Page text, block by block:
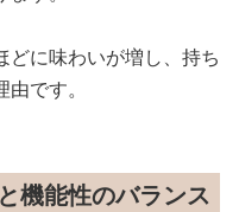
どに味わいが増し、持ち
です。
機能性のバランス